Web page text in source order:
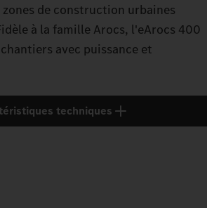
de construction urbaines
à la famille Arocs, l'eArocs 400
avec puissance et
techniques